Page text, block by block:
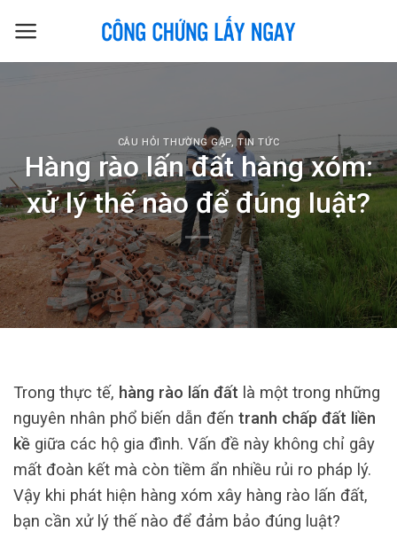
CÂU HỎI THƯỜNG GẶP,TIN TỨC
Hàng rào lấn đất hàng xóm:
xử lý thế nào để đúng luật?
Trong thực tế, hàng rào lấn đất là một trong những
nguyên nhân phổ biến dẫn đến tranh chấp đất liền
kề giữa các hộ gia đình. Vấn đề này không chỉ gây
mất đoàn kết mà còn tiềm ẩn nhiều rủi ro pháp lý.
Vậy khi phát hiện hàng xóm xây hàng rào lấn đất,
bạn cần xử lý thế nào để đảm bảo đúng luật?